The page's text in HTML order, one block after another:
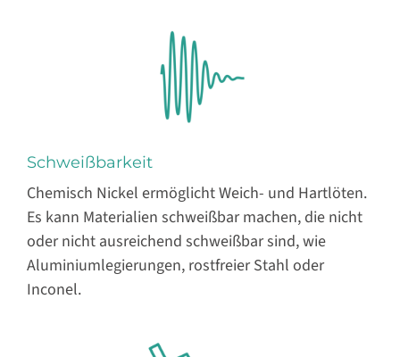
Schweißbarkeit
Chemisch Nickel ermöglicht Weich- und Hartlöten.
Es kann Materialien schweißbar machen, die nicht
oder nicht ausreichend schweißbar sind, wie
Aluminiumlegierungen, rostfreier Stahl oder
Inconel.